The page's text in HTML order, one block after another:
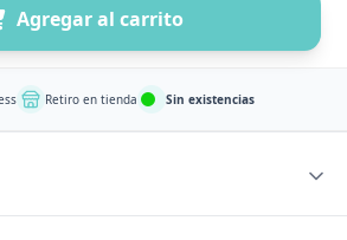
Agregar al carrito
Retiro en tienda Sin existencias